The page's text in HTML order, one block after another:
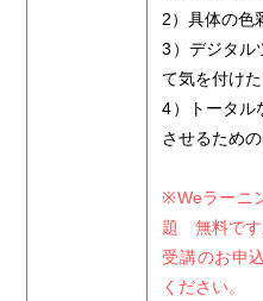
2）具体の色
3）デジタル
て気を付け
4）トータル
させるため
※Weラーニ
題 無料です
受講のお申
ください。